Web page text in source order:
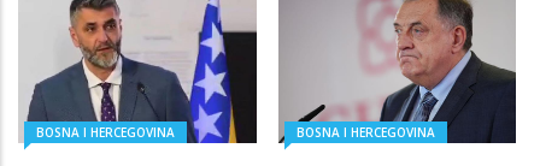
BOSNA I HERCEGOVINA BOSNA I HERCEGOVINA